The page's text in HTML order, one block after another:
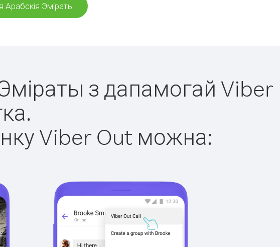
Арабскія Эміраты
Эміраты з дапамогай Viber
Viber Out можна: